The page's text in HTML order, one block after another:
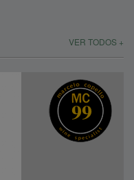
VER TODOS +
99